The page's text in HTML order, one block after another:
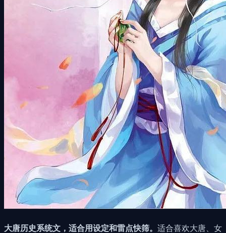
大唐历史系统文，适合用设定和雷点快筛。 适合喜欢大唐、女